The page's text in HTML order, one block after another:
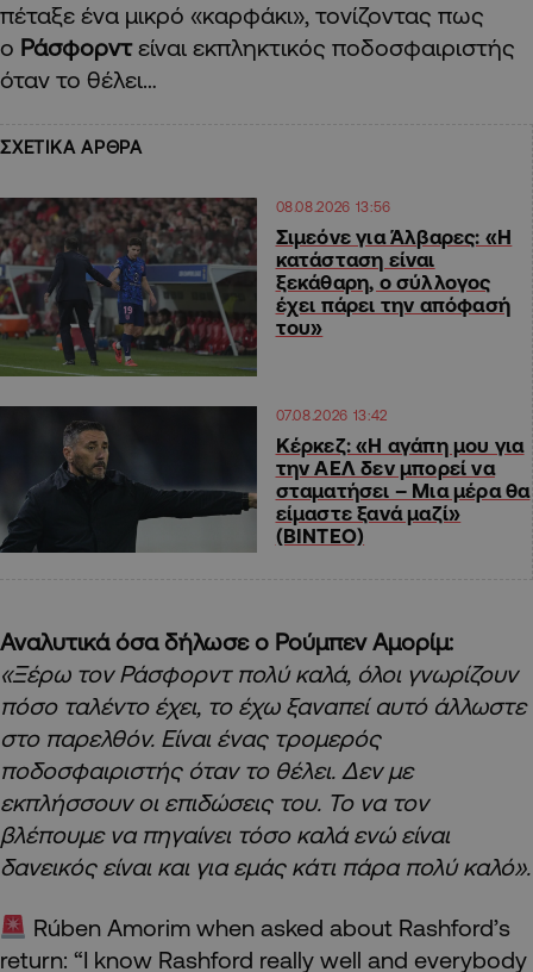
πέταξε ένα μικρό «καρφάκι», τονίζοντας πως
ο Ράσφορντείναι εκπληκτικός ποδοσφαιριστής
όταν το θέλει…
ΣΧΕΤΙΚΑ ΑΡΘΡΑ
08.08.2026 13:56
Σιμεόνε για Άλβαρες: «Η
κατάσταση είναι
ξεκάθαρη, ο σύλλογος
έχει πάρει την απόφασή
του»
07.08.2026 13:42
Κέρκεζ: «Η αγάπη μου για
την ΑΕΛ δεν μπορεί να
σταματήσει – Μια μέρα θα
είμαστε ξανά μαζί»
(ΒΙΝΤΕΟ)
Αναλυτικά όσα δήλωσε ο Ρούμπεν Αμορίμ:
«Ξέρω τον Ράσφορντ πολύ καλά, όλοι γνωρίζουν
πόσο ταλέντο έχει, το έχω ξαναπεί αυτό άλλωστε
στο παρελθόν. Είναι ένας τρομερός
ποδοσφαιριστής όταν το θέλει. Δεν με
εκπλήσσουν οι επιδώσεις του. Το να τον
βλέπουμε να πηγαίνει τόσο καλά ενώ είναι
δανεικός είναι και για εμάς κάτι πάρα πολύ καλό».
Rúben Amorim when asked about Rashford’s
return: “I know Rashford really well and everybody